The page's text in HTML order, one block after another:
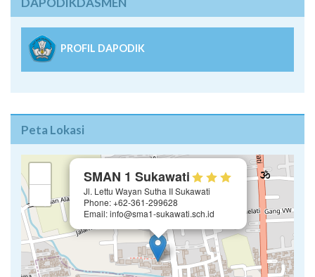
PROFIL DAPODIK
Peta Lokasi
SMAN 1 Sukawati
Jl. Lettu Wayan Sutha II Sukawati
Phone: +62-361-299628
Email: info@sma1-sukawati.sch.id